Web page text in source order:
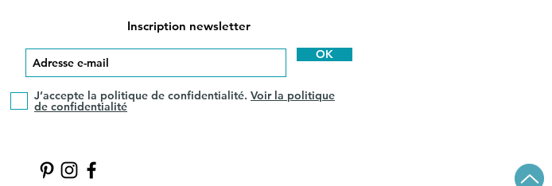
Inscription newsletter
OK
J’accepte la politique de confidentialité. Voir la politique
de confidentialité